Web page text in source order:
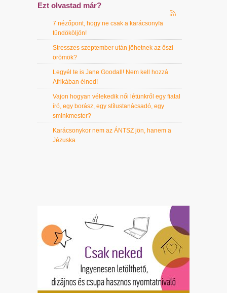
Ezt olvastad már?
7 nézőpont, hogy ne csak a karácsonyfa
tündököljön!
Stresszes szeptember után jöhetnek az őszi
örömök?
Legyél te is Jane Goodall! Nem kell hozzá
Afrikában élned!
Vajon hogyan vélekedik női létünkről egy fiatal
író, egy borász, egy stílustanácsadó, egy
sminkmester?
Karácsonykor nem az ÁNTSZ jön, hanem a
Jézuska